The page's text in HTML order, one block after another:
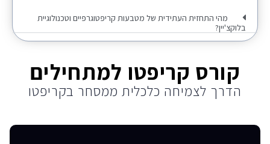
מהי התחזית העתידית של מטבעות קריפטוגרפיים וטכנולוגיית
בלוקצ'יין?
קורס קריפטו למתחילים
הדרך לצמיחה כלכלית ממסחר בקריפטו